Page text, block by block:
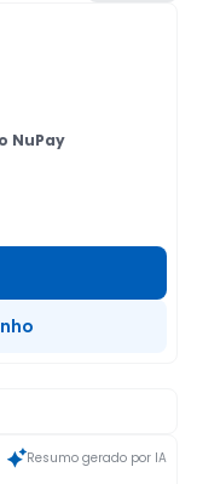
NuPay
Resumo gerado por IA